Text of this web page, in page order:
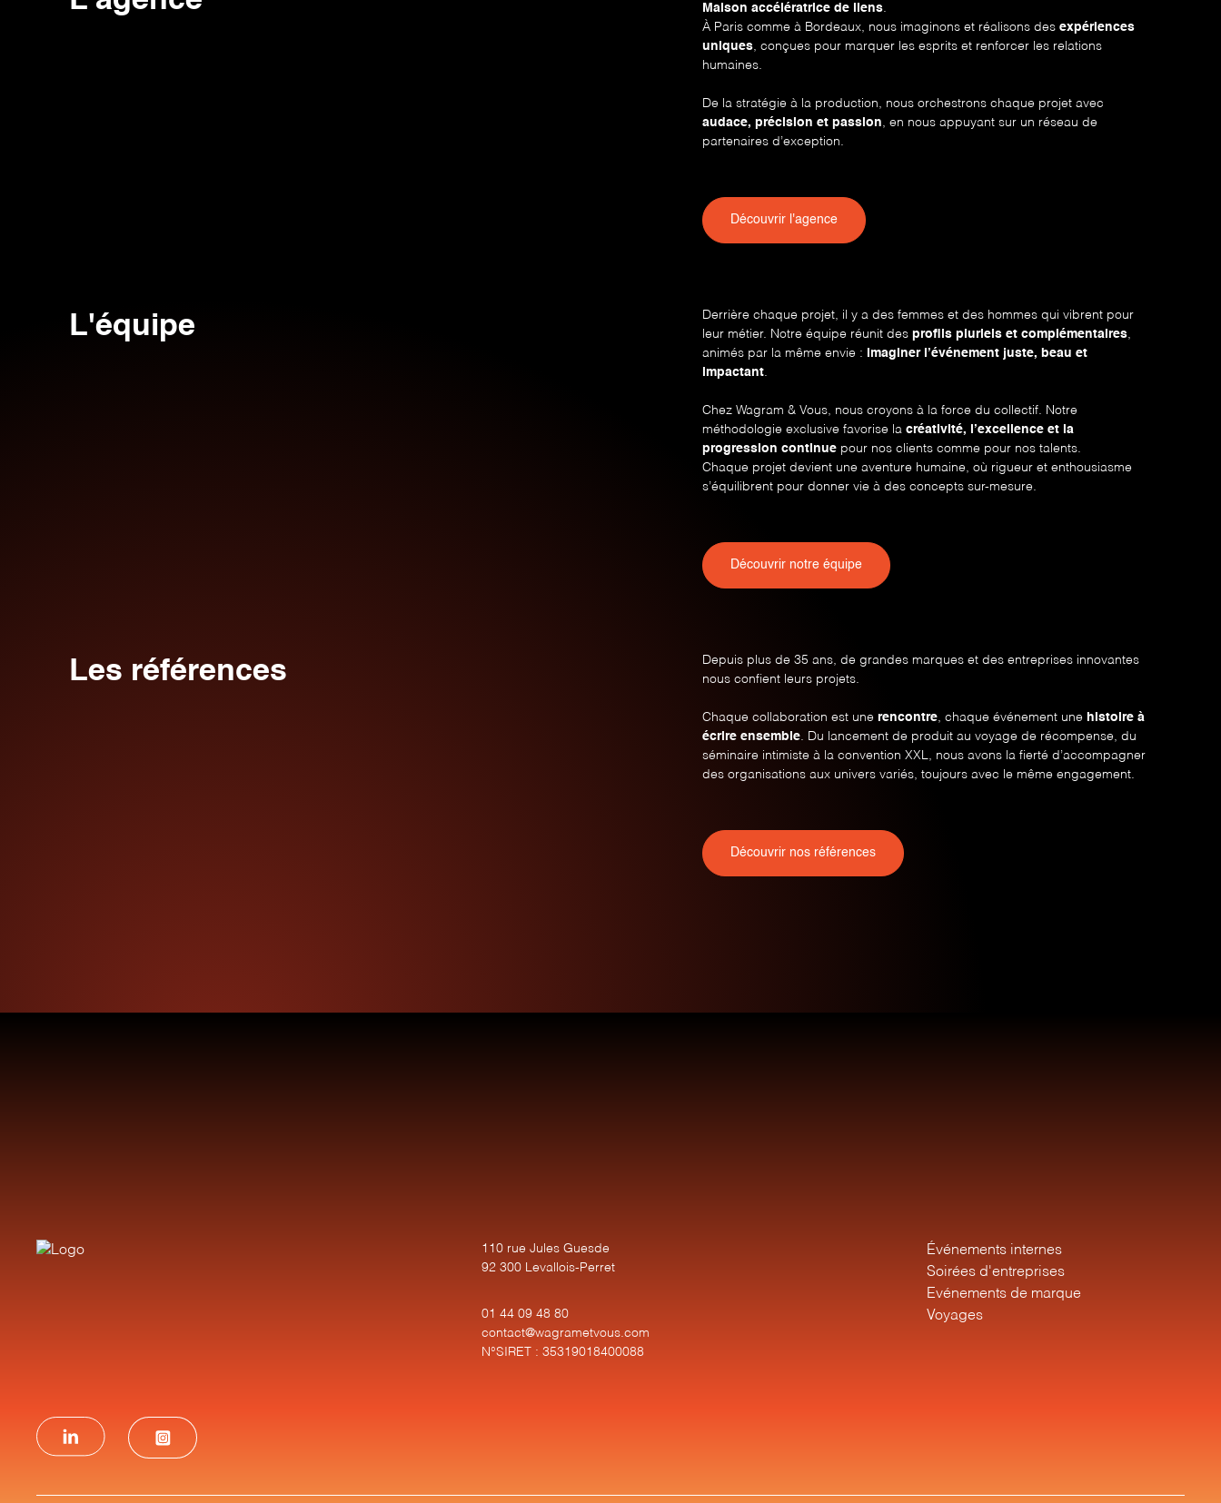
Maison accélératrice de liens.
À Paris comme à Bordeaux, nous imaginons et réalisons des expériences
uniques, conçues pour marquer les esprits et renforcer les relations
humaines.
De la stratégie à la production, nous orchestrons chaque projet avec
audace, précision et passion, en nous appuyant sur un réseau de
partenaires d’exception.
Découvrir l'agence
L'équipe
Derrière chaque projet, il y a des femmes et des hommes qui vibrent pour
leur métier. Notre équipe réunit des profils pluriels et complémentaires,
animés par la même envie :
imaginer l’événement juste, beau et
impactant.
Chez Wagram & Vous, nous croyons à la force du collectif. Notre
méthodologie exclusive favorise la créativité, l’excellence et la
progression continuepour nos clients comme pour nos talents.
Chaque projet devient une aventure humaine, où rigueur et enthousiasme
s’équilibrent pour donner vie à des concepts sur-mesure.
Découvrir notre équipe
Les références
Depuis plus de 35 ans, de grandes marques et des entreprises innovantes
nous confient leurs projets.
Chaque collaboration est une rencontre, chaque événement une histoire à
écrire ensemble. Du lancement de produit au voyage de récompense, du
séminaire intimiste à la convention XXL, nous avons la fierté d’accompagner
des organisations aux univers variés, toujours avec le même engagement.
Découvrir nos références
110 rue Jules Guesde
92 300 Levallois-Perret
01 44 09 48 80
contact@wagrametvous.com
N°SIRET : 35319018400088
Événements internes
Soirées d'entreprises
Evénements de marque
Voyages